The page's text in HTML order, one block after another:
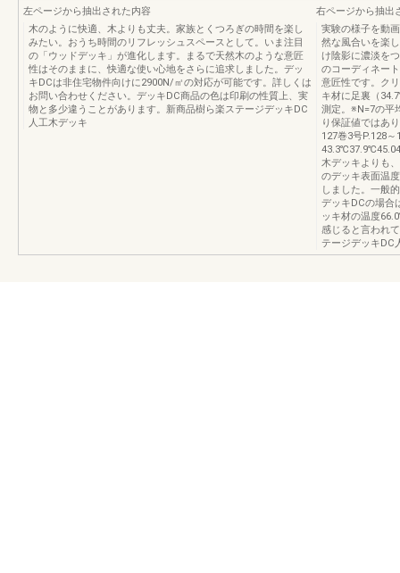
左ページから抽出された内容
木のように快適、木よりも丈夫。家族とくつろぎの時間を楽し
みたい。おうち時間のリフレッシュスペースとして。いま注目
の「ウッドデッキ」が進化します。まるで天然木のような意匠
性はそのままに、快適な使い心地をさらに追求しました。デッ
キDCは非住宅物件向けに2900N/㎡の対応が可能です。詳しくは
お問い合わせください。デッキDC商品の色は印刷の性質上、実
物と多少違うことがあります。新商品樹ら楽ステージデッキDC
人工木デッキ
右ページから抽出
実験の様子を動
然な風合いを楽
け陰影に濃淡を
のコーディネー
意匠性です。ク
キ材に足裏（
測定。※N=7の平
り保証値ではあ
127巻3号P.128
木デッキよりも
のデッキ表面温
しました。一般
デッキDCの場合
ッキ材の温度
感じると言われ
テージデッキDC